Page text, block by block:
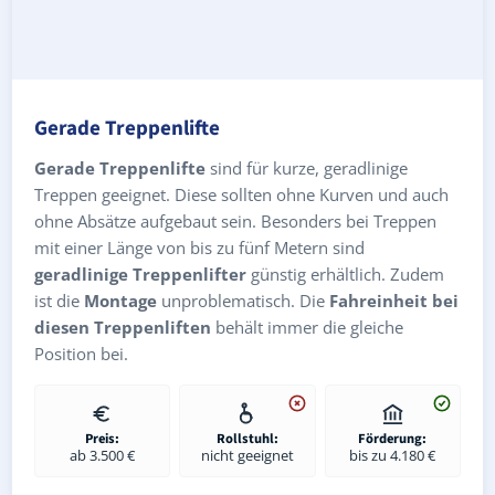
Gerade Treppenlifte
Gerade Treppenlifte sind für kurze, geradlinige
Treppen geeignet. Diese sollten ohne Kurven und auch
ohne Absätze aufgebaut sein. Besonders bei Treppen
mit einer Länge von bis zu fünf Metern sind
geradlinige Treppenlifter günstig erhältlich. Zudem
ist die Montage unproblematisch. Die Fahreinheit bei
diesen Treppenliften behält immer die gleiche
Position bei.
Preis:
ab 3.500 €
Rollstuhl:
nicht geeignet
Förderung:
bis zu 4.180 €